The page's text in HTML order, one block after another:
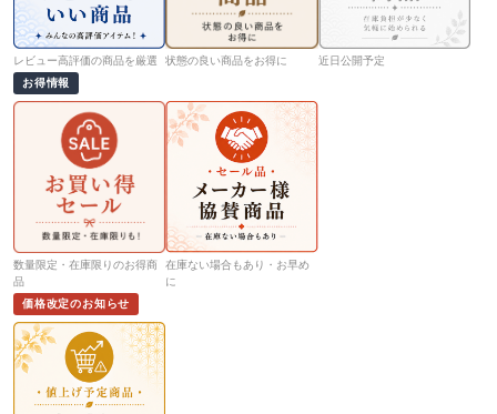
レビュー高評価の商品を厳選 状態の良い商品をお得に
近日公開予定
お得情報
数量限定・在庫限りのお得商
品
在庫ない場合もあり・お早め
に
価格改定のお知らせ